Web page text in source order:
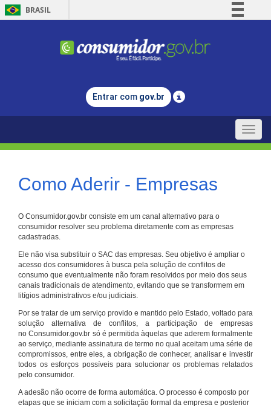
BRASIL
Comunica BR
Legislação
Entrar com gov.br
Toggle
Como Aderir - Empresas
O Consumidor.gov.br consiste em um canal alternativo para o
consumidor resolver seu problema diretamente com as empresas
cadastradas.
Ele não visa substituir o SAC das empresas. Seu objetivo é ampliar o
acesso dos consumidores à busca pela solução de conflitos de
consumo que eventualmente não foram resolvidos por meio dos seus
canais tradicionais de atendimento, evitando que se transformem em
litígios administrativos e/ou judiciais.
Por se tratar de um serviço provido e mantido pelo Estado, voltado para
solução alternativa de conflitos, a participação de empresas
no Consumidor.gov.br só é permitida àquelas que aderem formalmente
ao serviço, mediante assinatura de termo no qual aceitam uma série de
compromissos, entre eles, a obrigação de conhecer, analisar e investir
todos os esforços possíveis para solucionar os problemas relatados
pelo consumidor.
A adesão não ocorre de forma automática. O processo é composto por
etapas que se iniciam com a solicitação formal da empresa e posterior